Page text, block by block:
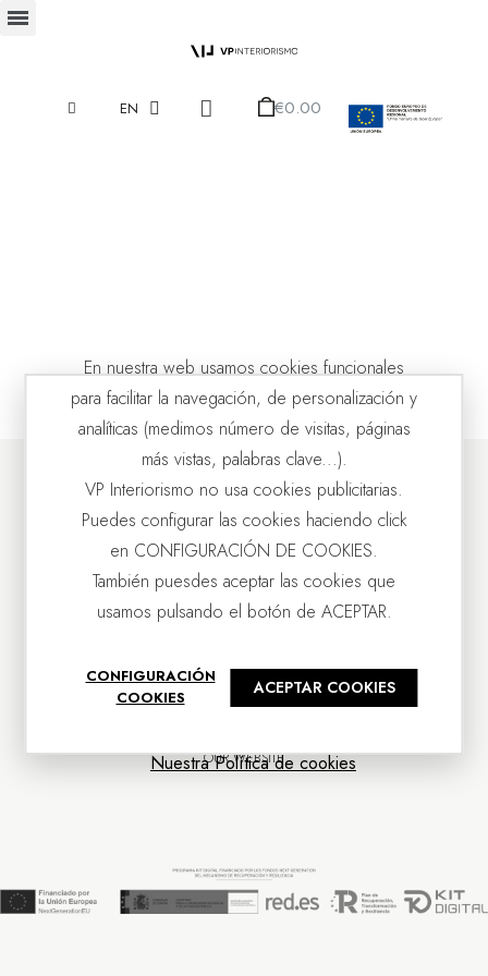
EN €0.00
OUR COMPANY
CUSTOMER SERVICE
OUR WEBSITE
En nuestra web usamos cookies funcionales
para facilitar la navegación, de personalización y
analíticas (medimos número de visitas, páginas
más vistas, palabras clave...).
VP Interiorismo no usa cookies publicitarias.
Puedes configurar las cookies haciendo click
en CONFIGURACIÓN DE COOKIES.
También puesdes aceptar las cookies que
usamos pulsando el botón de ACEPTAR.
CONFIGURACIÓN
COOKIES
ACEPTAR COOKIES
Nuestra Política de cookies